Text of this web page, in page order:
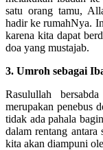
satu orang tamu,
hadir ke rumahNya.
karena kita dapat
doa yang mustajab.
3. Umroh sebagai
Rasulullah
merupakan penebus
tidak ada pahala
dalam rentang antara
kita akan diampuni